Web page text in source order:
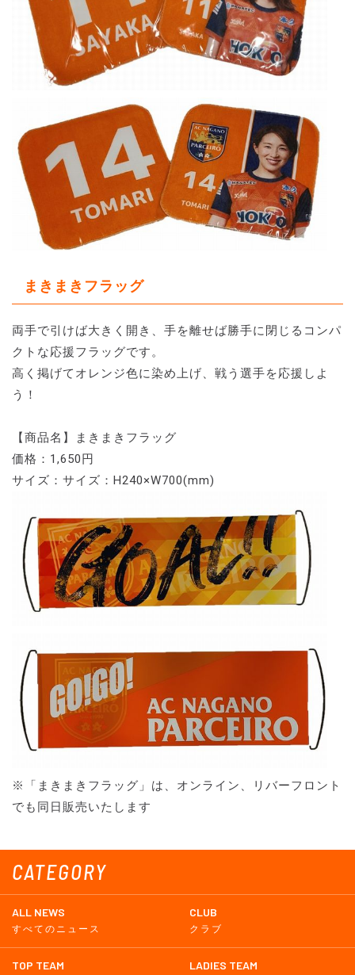
CATEGORY
ALL NEWS
すべてのニュース
CLUB
クラブ
TOP TEAM LADIES TEAM
まきまきフラッグ
両手で引けば大きく開き、手を離せば勝手に閉じるコンパ
クトな応援フラッグです。
高く掲げてオレンジ色に染め上げ、戦う選手を応援しよ
う！
【商品名】まきまきフラッグ
価格：1,650円
サイズ：サイズ：H240×W700(mm)
※「まきまきフラッグ」は、オンライン、リバーフロント
でも同日販売いたします